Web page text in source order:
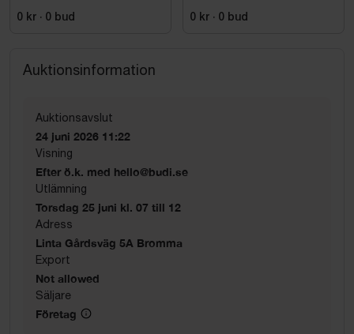
C44
0 kr · 0 bud
100
0 kr · 0 bud
Auktionsinformation
Auktionsavslut
24 juni 2026 11:22
Visning
Efter ö.k. med hello@budi.se
Utlämning
Torsdag 25 juni kl. 07 till 12
Adress
Linta Gårdsväg 5A Bromma
Export
Not allowed
Säljare
Företag